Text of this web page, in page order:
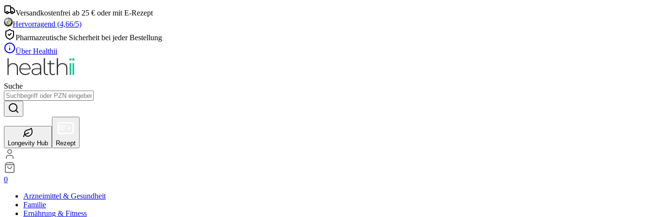
Versandkostenfrei ab 25 € oder mit E-Rezept
Hervorragend (4,66/5)
Pharmazeutische Sicherheit bei jeder Bestellung
Über Healthii
Suche
Longevity Hub Rezept
0
Arzneimittel & Gesundheit
Familie
Ernährung & Fitness